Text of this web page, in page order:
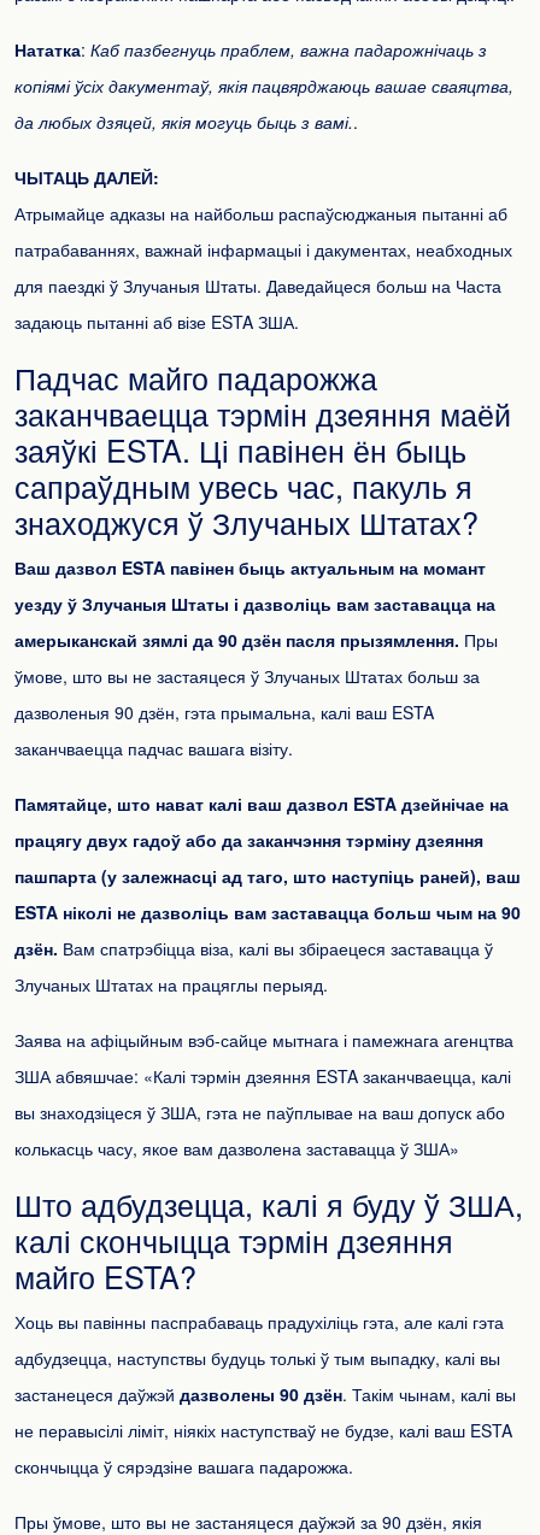
Нататка: Каб пазбегнуць праблем, важна падарожнічаць з
копіямі ўсіх дакументаў, якія пацвярджаюць вашае сваяцтва,
да любых дзяцей, якія могуць быць з вамі..
ЧЫТАЦЬ ДАЛЕЙ:
Атрымайце адказы на найбольш распаўсюджаныя пытанні аб
патрабаваннях, важнай інфармацыі і дакументах, неабходных
для паездкі ў Злучаныя Штаты. Даведайцеся больш на Часта
задаюць пытанні аб візе ESTA ЗША.
Падчас майго падарожжа
заканчваецца тэрмін дзеяння маёй
заяўкі ESTA. Ці павінен ён быць
сапраўдным увесь час, пакуль я
знаходжуся ў Злучаных Штатах?
Ваш дазвол ESTA павінен быць актуальным на момант
уезду ў Злучаныя Штаты і дазволіць вам заставацца на
амерыканскай зямлі да 90 дзён пасля прызямлення. Пры
ўмове, што вы не застаяцеся ў Злучаных Штатах больш за
дазволеныя 90 дзён, гэта прымальна, калі ваш ESTA
заканчваецца падчас вашага візіту.
Памятайце, што нават калі ваш дазвол ESTA дзейнічае на
працягу двух гадоў або да заканчэння тэрміну дзеяння
пашпарта (у залежнасці ад таго, што наступіць раней), ваш
ESTA ніколі не дазволіць вам заставацца больш чым на 90
дзён. Вам спатрэбіцца віза, калі вы збіраецеся заставацца ў
Злучаных Штатах на працяглы перыяд.
Заява на афіцыйным вэб-сайце мытнага і памежнага агенцтва
ЗША абвяшчае: «Калі тэрмін дзеяння ESTA заканчваецца, калі
вы знаходзіцеся ў ЗША, гэта не паўплывае на ваш допуск або
колькасць часу, якое вам дазволена заставацца ў ЗША»
Што адбудзецца, калі я буду ў ЗША,
калі скончыцца тэрмін дзеяння
майго ESTA?
Хоць вы павінны паспрабаваць прадухіліць гэта, але калі гэта
адбудзецца, наступствы будуць толькі ў тым выпадку, калі вы
застанецеся даўжэй дазволены 90 дзён. Такім чынам, калі вы
не перавысілі ліміт, ніякіх наступстваў не будзе, калі ваш ESTA
скончыцца ў сярэдзіне вашага падарожжа.
Пры ўмове, што вы не застаняцеся даўжэй за 90 дзён, якія